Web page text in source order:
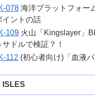
078 海洋プラットフォー
イントの話
109 火山「Kingslayer」
サドルで検証？！
112 (初心者向け)「血液
ISLES